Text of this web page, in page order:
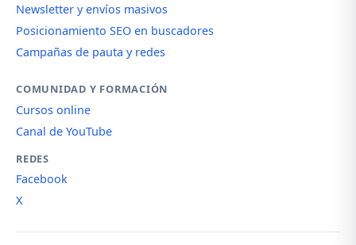
Newsletter y envíos masivos
Posicionamiento SEO en buscadores
Campañas de pauta y redes
COMUNIDAD Y FORMACIÓN
Cursos online
Canal de YouTube
REDES
Facebook
X